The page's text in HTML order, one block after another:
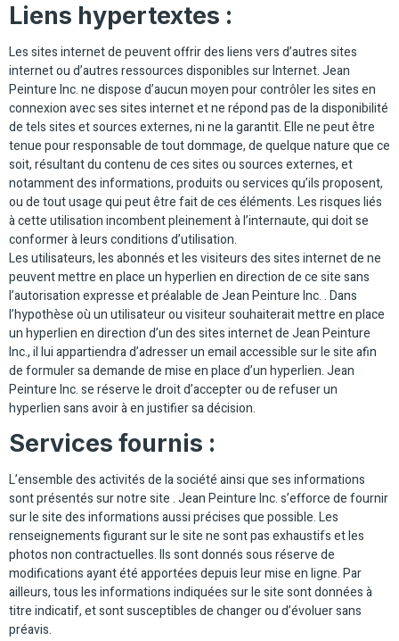
Liens hypertextes :
Les sites internet de peuvent offrir des liens vers d’autres sites
internet ou d’autres ressources disponibles sur Internet. Jean
Peinture Inc. ne dispose d’aucun moyen pour contrôler les sites en
connexion avec ses sites internet et ne répond pas de la disponibilité
de tels sites et sources externes, ni ne la garantit. Elle ne peut être
tenue pour responsable de tout dommage, de quelque nature que ce
soit, résultant du contenu de ces sites ou sources externes, et
notamment des informations, produits ou services qu’ils proposent,
ou de tout usage qui peut être fait de ces éléments. Les risques liés
à cette utilisation incombent pleinement à l’internaute, qui doit se
conformer à leurs conditions d’utilisation.
Les utilisateurs, les abonnés et les visiteurs des sites internet de ne
peuvent mettre en place un hyperlien en direction de ce site sans
l’autorisation expresse et préalable de Jean Peinture Inc. . Dans
l’hypothèse où un utilisateur ou visiteur souhaiterait mettre en place
un hyperlien en direction d’un des sites internet de Jean Peinture
Inc., il lui appartiendra d’adresser un email accessible sur le site afin
de formuler sa demande de mise en place d’un hyperlien. Jean
Peinture Inc. se réserve le droit d’accepter ou de refuser un
hyperlien sans avoir à en justifier sa décision.
Services fournis :
L’ensemble des activités de la société ainsi que ses informations
sont présentés sur notre site . Jean Peinture Inc. s’efforce de fournir
sur le site des informations aussi précises que possible. Les
renseignements figurant sur le site ne sont pas exhaustifs et les
photos non contractuelles. Ils sont donnés sous réserve de
modifications ayant été apportées depuis leur mise en ligne. Par
ailleurs, tous les informations indiquées sur le site sont données à
titre indicatif, et sont susceptibles de changer ou d’évoluer sans
préavis.